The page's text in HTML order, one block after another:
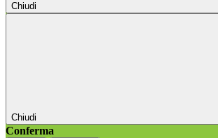
Chiudi
Chiudi
Conferma